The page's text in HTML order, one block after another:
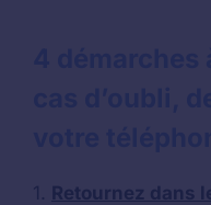
1. Retournez dans